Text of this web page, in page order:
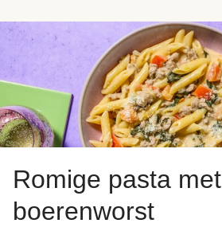
Romige pasta met
boerenworst